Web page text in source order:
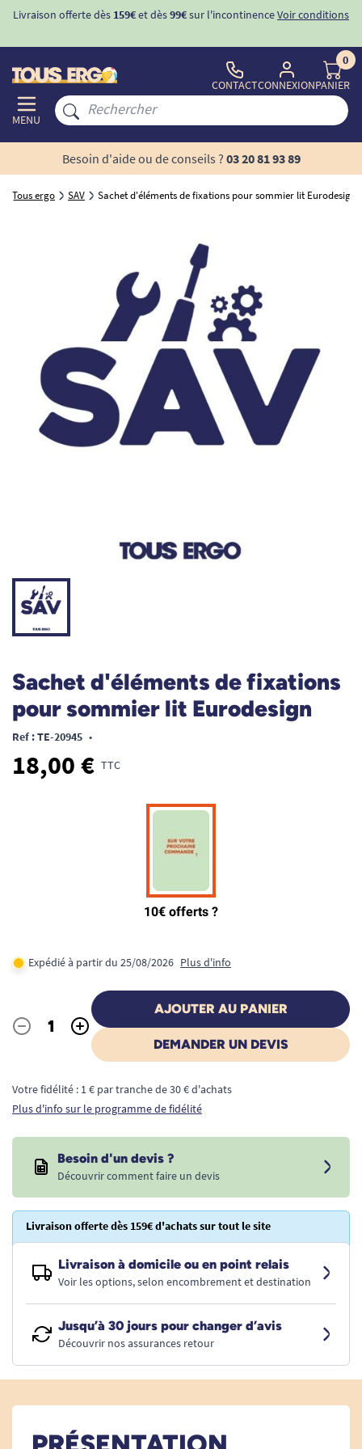
Livraison offerte dès 159€et dès99€sur l'incontinenceVoir conditions
MENU
CONTACTCONNEXION
0
PANIER
Besoin d'aide ou de conseils ? 03 20 81 93 89
Tous ergo SAV Sachet d'éléments de fixations pour sommier lit Eurodesign
Sachet d'éléments de fixations
pour sommier lit Eurodesign
Ref : TE-20945 •
18,00 € TTC
Expédié à partir du 25/08/2026 Plus d'info
Quantité
- +
AJOUTER AU PANIER
DEMANDER UN DEVIS
Votre fidélité : 1 € par tranche de 30 € d'achats
Plus d'info sur le programme de fidélité
Besoin d'un devis ?
Découvrir comment faire un devis
Livraison offerte dès 159€ d'achats sur tout le site
Livraison à domicile ou en point relais
Voir les options, selon encombrement et destination
Jusqu’à 30 jours pour changer d’avis
Découvrir nos assurances retour